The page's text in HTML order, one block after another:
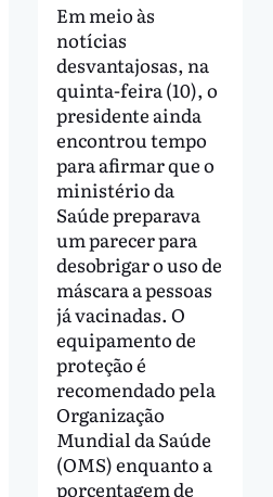
Em meio às
notícias
desvantajosas, na
quinta-feira (10), o
presidente ainda
encontrou tempo
para afirmar que o
ministério da
Saúde preparava
um parecer para
desobrigar o uso de
máscara a pessoas
já vacinadas. O
equipamento de
proteção é
recomendado pela
Organização
Mundial da Saúde
(OMS) enquanto a
porcentagem de